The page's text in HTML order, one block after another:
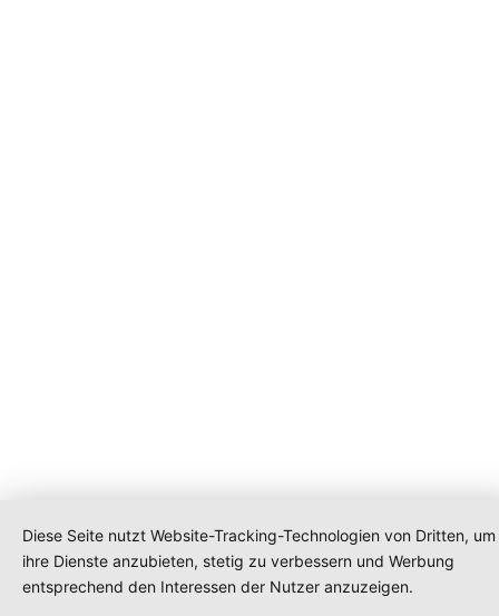
Diese Seite nutzt Website-Tracking-Technologien von Dritten, um
ihre Dienste anzubieten, stetig zu verbessern und Werbung
entsprechend den Interessen der Nutzer anzuzeigen.